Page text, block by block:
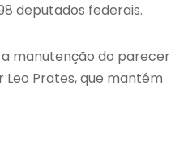
deputados federais.
manutenção do parecer
Prates, que mantém